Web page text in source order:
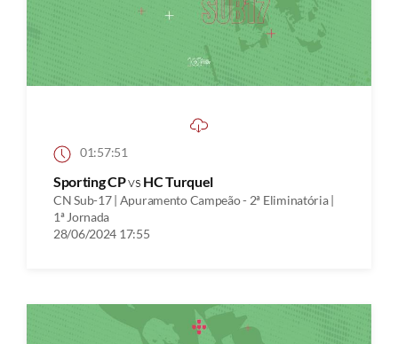
01:57:51
Sporting CPvs HC Turquel
CN Sub-17 | Apuramento Campeão - 2ª Eliminatória |
1ª Jornada
28/06/2024 17:55